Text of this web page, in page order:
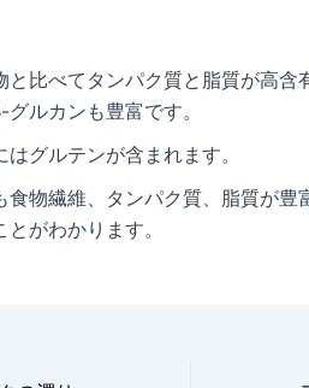
と比べてタンパク質と脂質が高含
ルカンも豊富です。
グルテンが含まれます。
食物繊維、タンパク質、脂質が豊
がわかります。